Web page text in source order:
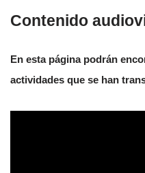
Contenido
En esta página podrán
actividades que se han